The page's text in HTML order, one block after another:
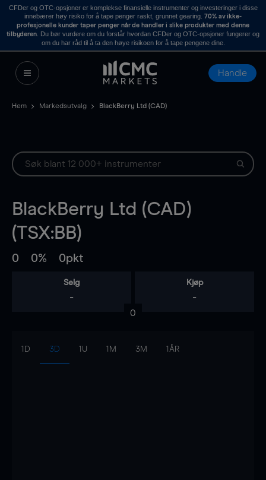
CFDer og OTC-opsjoner er komplekse finansielle instrumenter og investeringer i disse
innebærer høy risiko for å tape penger raskt, grunnet gearing. 70% av ikke-
profesjonelle kunder taper penger når de handler i slike produkter med denne
tilbyderen . Du bør vurdere om du forstår hvordan CFDer og OTC-opsjoner fungerer og
om du har råd til å ta den høye risikoen for å tape pengene dine.
Handle
Hem Markedsutvalg BlackBerry Ltd (CAD)
BlackBerry Ltd (CAD)
(TSX:BB)
0 0% 0pkt
Selg
-
Kjøp
-
0
1D 3D 1U 1M 3M 1ÅR